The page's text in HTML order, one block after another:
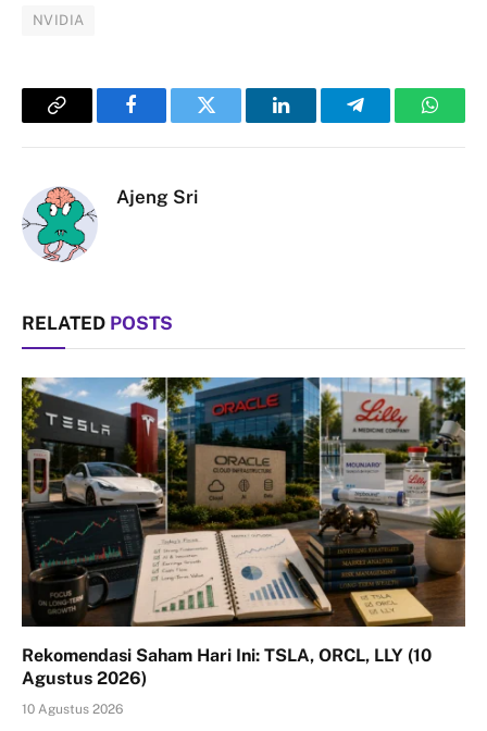
NVIDIA
Copy
FacebookTwitter LinkedInTelegram
Ajeng Sri
RELATED POSTS
Rekomendasi Saham Hari Ini: TSLA, ORCL, LLY (10
Agustus 2026)
10 Agustus 2026